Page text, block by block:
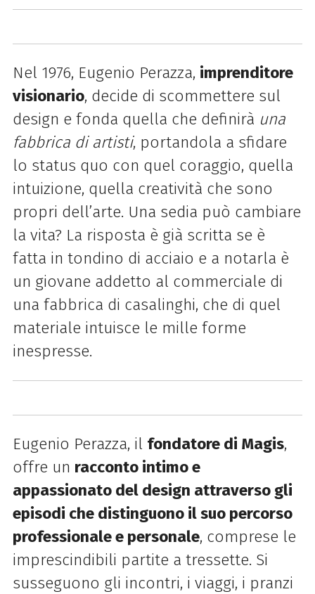
Nel 1976, Eugenio Perazza, imprenditore
visionario, decide di scommettere sul
design e fonda quella che definirà una
fabbrica di artisti, portandola a sfidare
lo status quo con quel coraggio, quella
intuizione, quella creatività che sono
propri dell’arte. Una sedia può cambiare
la vita? La risposta è già scritta se è
fatta in tondino di acciaio e a notarla è
un giovane addetto al commerciale di
una fabbrica di casalinghi, che di quel
materiale intuisce le mille forme
inespresse.
Eugenio Perazza, il fondatore di Magis,
offre un racconto intimo e
appassionato del design attraverso gli
episodi che distinguono il suo percorso
professionale e personale, comprese le
imprescindibili partite a tressette. Si
susseguono gli incontri, i viaggi, i pranzi